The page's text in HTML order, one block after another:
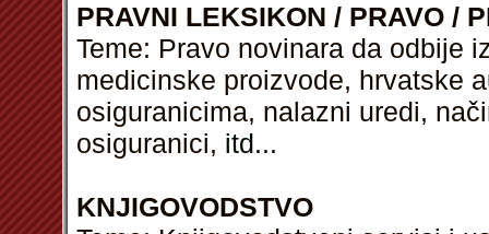
PRAVNI LEKSIKON / PRAVO /
Teme: Pravo novinara da odbije
medicinske proizvode, hrvatske
osiguranicima, nalazni uredi,
osiguranici, itd...
KNJIGOVODSTVO